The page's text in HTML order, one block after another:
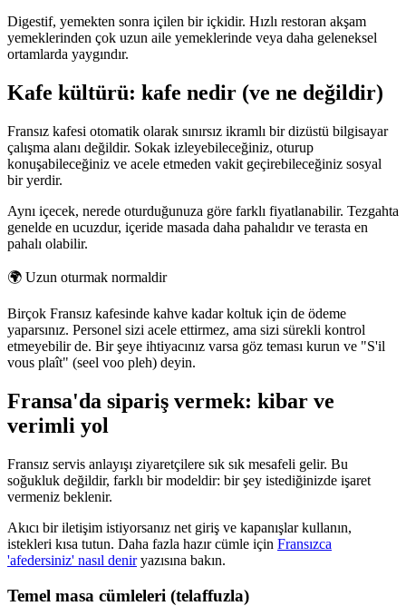
Digestif, yemekten sonra içilen bir içkidir. Hızlı restoran akşam
yemeklerinden çok uzun aile yemeklerinde veya daha geleneksel
ortamlarda yaygındır.
Kafe kültürü: kafe nedir (ve ne değildir)
Fransız kafesi otomatik olarak sınırsız ikramlı bir dizüstü bilgisayar
çalışma alanı değildir. Sokak izleyebileceğiniz, oturup
konuşabileceğiniz ve acele etmeden vakit geçirebileceğiniz sosyal
bir yerdir.
Aynı içecek, nerede oturduğunuza göre farklı fiyatlanabilir. Tezgahta
genelde en ucuzdur, içeride masada daha pahalıdır ve terasta en
pahalı olabilir.
🌍 Uzun oturmak normaldir
Birçok Fransız kafesinde kahve kadar koltuk için de ödeme
yaparsınız. Personel sizi acele ettirmez, ama sizi sürekli kontrol
etmeyebilir de. Bir şeye ihtiyacınız varsa göz teması kurun ve "S'il
vous plaît" (seel voo pleh) deyin.
Fransa'da sipariş vermek: kibar ve
verimli yol
Fransız servis anlayışı ziyaretçilere sık sık mesafeli gelir. Bu
soğukluk değildir, farklı bir modeldir: bir şey istediğinizde işaret
vermeniz beklenir.
Akıcı bir iletişim istiyorsanız net giriş ve kapanışlar kullanın,
istekleri kısa tutun. Daha fazla hazır cümle için Fransızca
'afedersiniz' nasıl deniryazısına bakın.
Temel masa cümleleri (telaffuzla)